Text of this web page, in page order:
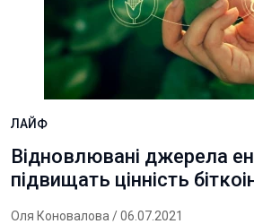
ЛАЙФ
Відновлювані джерела
підвищать цінність
Оля Коновалова / 06.07.2021